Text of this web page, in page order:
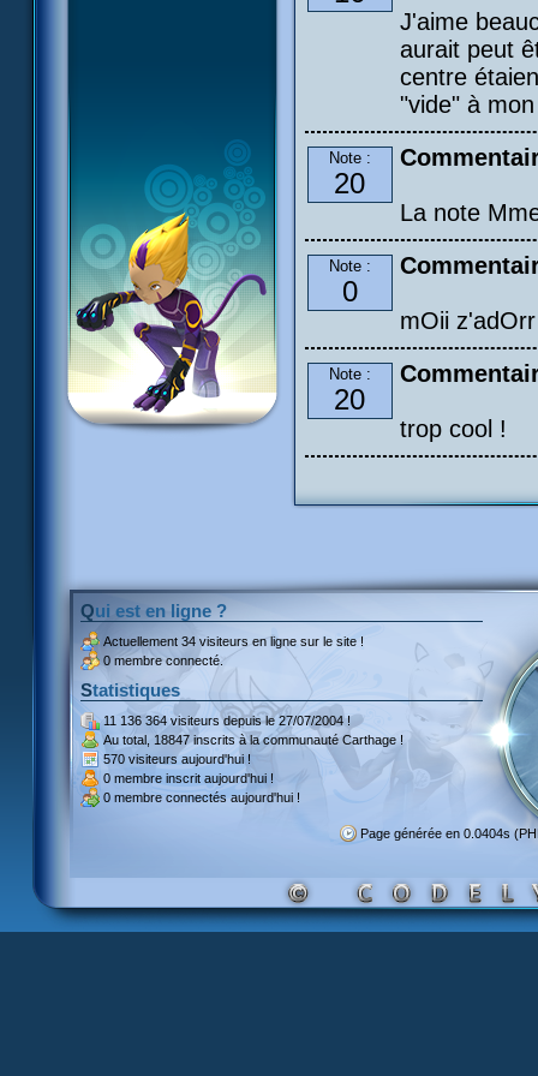
J'aime
aurait peut
centre
"vide" à
Note :
20
La note
Note :
0
mOii
Note :
20
trop cool !
Qui est en ligne ?
Actuellement 34 visiteurs en ligne sur le site !
0 membre connecté.
Statistiques
11 136 364 visiteursdepuis le 27/07/2004 !
Au total, 18847 inscritsà la communauté Carthage !
570 visiteurs aujourd'hui !
0 membre inscrit aujourd'hui !
0 membre connectés aujourd'hui !
Page générée en 0.0404s